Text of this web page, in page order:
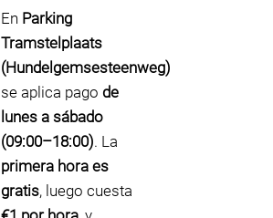
En Parking
Tramstelplaats
(Hundelgemsesteenweg)
se aplica pago de
lunes a sábado
(09:00–18:00). La
primera hora es
gratis, luego cuesta